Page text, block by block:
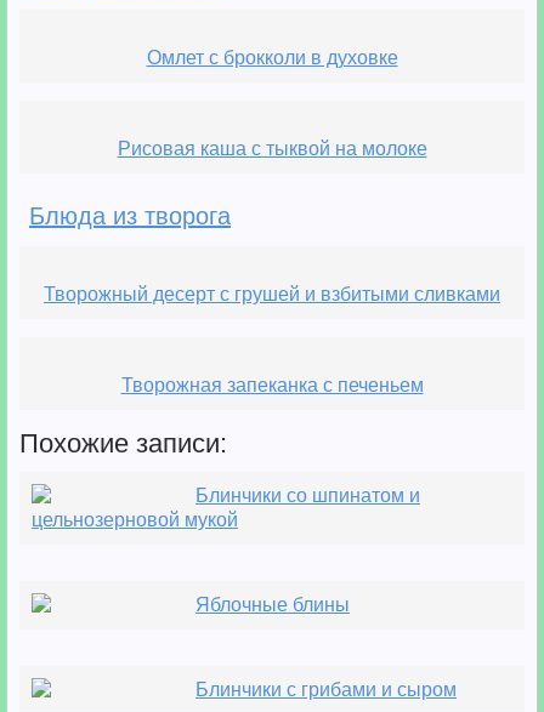
Омлет с брокколи в духовке
Рисовая каша с тыквой на молоке
Блюда из творога
Творожный десерт с грушей и взбитыми сливками
Творожная запеканка с печеньем
Похожие записи:
Блинчики со шпинатом и
цельнозерновой мукой
Яблочные блины
Блинчики с грибами и сыром